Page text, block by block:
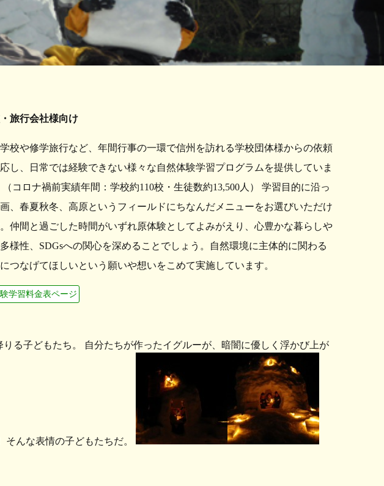
旅行会社様向け
校や修学旅行など、年間行事の一環で信州を訪れる学校団体様からの依頼
し、日常では経験できない様々な自然体験学習プログラムを提供していま
（コロナ禍前実績年間：学校約110校・生徒数約13,500人） 学習目的に沿っ
、春夏秋冬、高原というフィールドにちなんだメニューをお選びいただけ
仲間と過ごした時間がいずれ原体験としてよみがえり、心豊かな暮らしや
様性、SDGsへの関心を深めることでしょう。自然環境に主体的に関わる
つなげてほしいという願いや想いをこめて実施しています。
学習料金表ページ
る子どもたち。 自分たちが作ったイグルーが、暗闇に優しく浮かび上が
そんな表情の子どもたちだ。